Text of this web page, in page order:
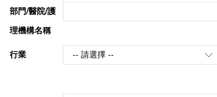
部門/醫院/護
理機構名稱
行業